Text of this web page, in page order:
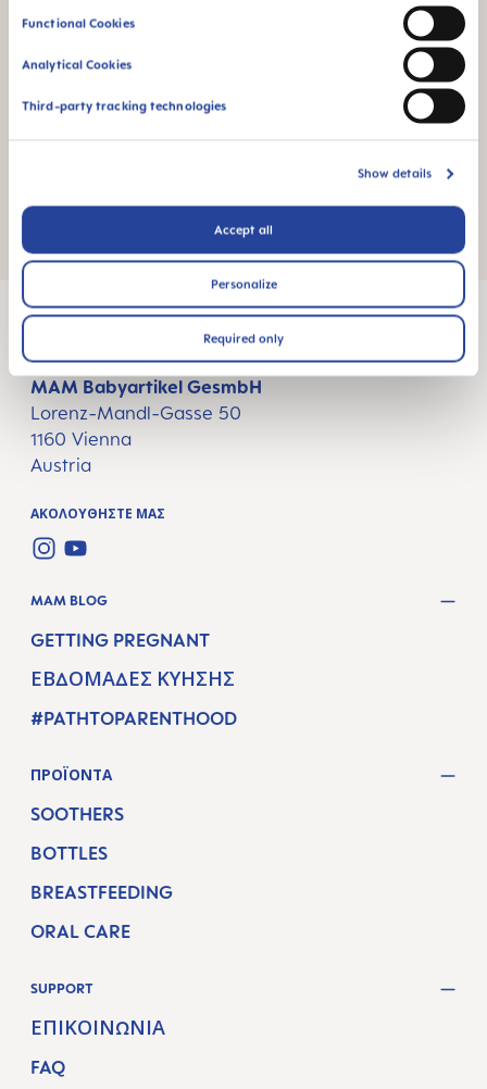
Functional Cookies
Analytical Cookies
Third-party tracking technologies
Show details
Accept all
Personalize
Required only
Για στεγνή, ασφαλή
δέρμα αίσθηση
ημέρας
MAM Babyartikel GesmbH
Lorenz-Mandl-Gasse 50
1160 Vienna
Austria
ΑΚΟΛΟΥΘΉΣΤΕ ΜΑΣ
INSTAGRAM
YOUTUBE
MAM BLOG
GETTING PREGNANT
ΕΒΔΟΜΆΔΕΣ ΚΎΗΣΗΣ
#PATHTOPARENTHOOD
ΠΡΟΪΌΝΤΑ
SOOTHERS
BOTTLES
BREASTFEEDING
ORAL CARE
SUPPORT
ΕΠΙΚΟΙΝΩΝΊΑ
FAQ